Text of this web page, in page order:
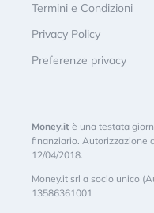
Termini e Condizioni
Privacy Policy
Preferenze privacy
Money.it è una testata
finanziario. Autorizzazione
12/04/2018.
Money.it srl a socio unico
13586361001